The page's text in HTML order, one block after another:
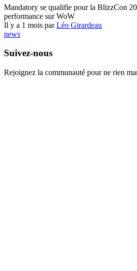
Mandatory se qualifie pour la BlizzCon
performance sur WoW
Il y a 1 mois parLéo Girardeau
news
Suivez-nous
Rejoignez la communauté pour ne rien